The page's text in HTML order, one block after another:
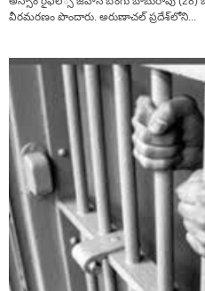
వీరమ‌ర‌ణం పొందారు. అరుణాచ‌ల్ ప్ర‌దేశ్‌లోని...